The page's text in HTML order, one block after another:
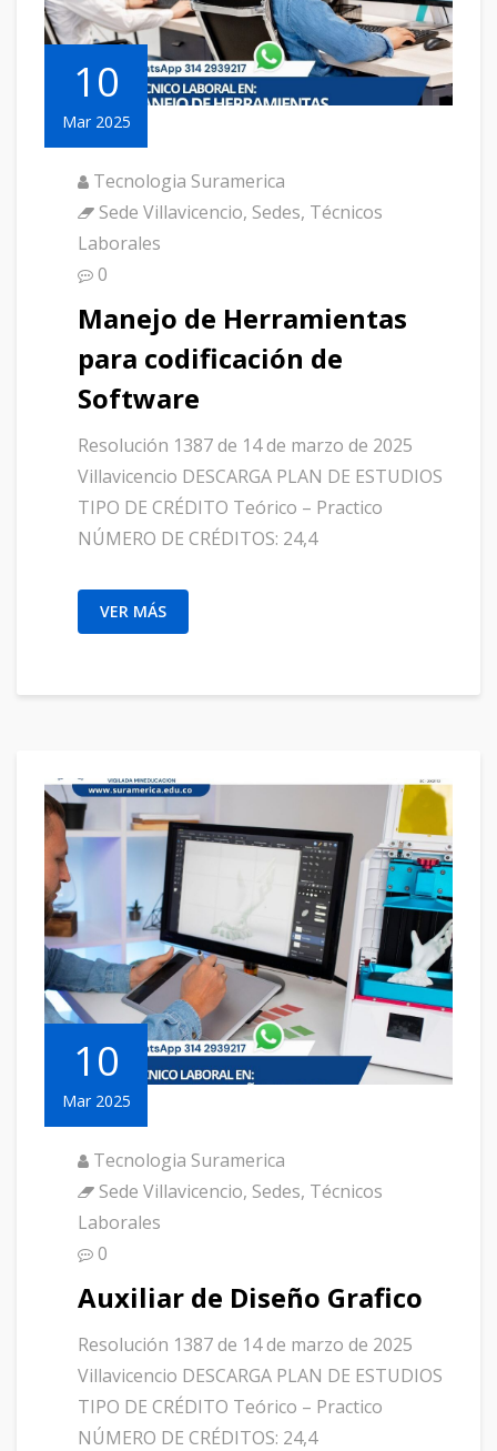
10
Mar 2025
Tecnologia Suramerica
Sede Villavicencio, Sedes, Técnicos
Laborales
0
Manejo de Herramientas
para codificación de
Software
Resolución 1387 de 14 de marzo de 2025
Villavicencio DESCARGA PLAN DE ESTUDIOS
TIPO DE CRÉDITO Teórico – Practico
NÚMERO DE CRÉDITOS: 24,4
VER MÁS
10
Mar 2025
Tecnologia Suramerica
Sede Villavicencio, Sedes, Técnicos
Laborales
0
Auxiliar de Diseño Grafico
Resolución 1387 de 14 de marzo de 2025
Villavicencio DESCARGA PLAN DE ESTUDIOS
TIPO DE CRÉDITO Teórico – Practico
NÚMERO DE CRÉDITOS: 24,4